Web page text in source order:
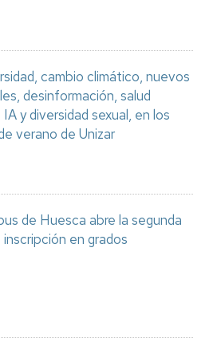
cambio climático, nuevos
desinformación, salud
y diversidad sexual, en los
verano de Unizar
de Huesca abre la segunda
en grados